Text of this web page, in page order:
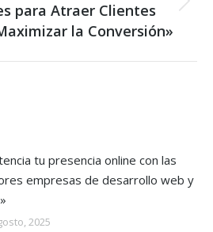
Next
post:
para Atraer Clientes
la Conversión»
tu presencia online con las
empresas de desarrollo web y
2025